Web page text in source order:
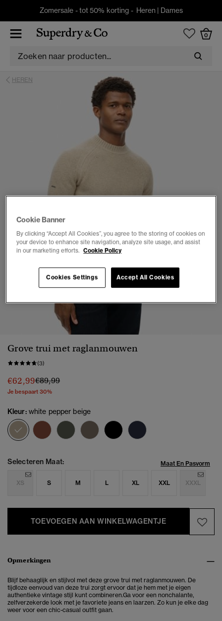
Zomersale - tot 50% korting - Heren | Dames
0
HEREN
1 2 3 4 5 6
Grove trui met raglanmouwen
(3)
€62,99Prijs verlaagd van
€89,99naar
Je bespaart 30%
Kleur: white pepper beige
geselecteerd
Selecteren Maat: Maat En Pasvorm
XS S M L XL XXL XXXL
TOEVOEGEN AAN WINKELWAGENTJE
Opmerkingen
Blijf behaaglijk en stijlvol met deze grove trui met raglanmouwen. De
tijdloze eenvoud van deze trui zorgt ervoor dat je hem met je eigen
authentieke vintage stijl kunt combineren.Ga voor een nonchalante,
zelfverzekerde look met je favoriete jeans en laarzen. Zo kun je elke dag
weer voor een chic-casual outfit gaan.
Cookie Banner
By clicking “Accept All Cookies”, you agree to the storing of cookies on
your device to enhance site navigation, analyze site usage, and assist
in our marketing efforts. Cookie Policy
Cookies Settings Accept All Cookies